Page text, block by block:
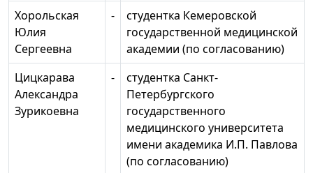
Хорольская
Юлия
Сергеевна
-
студентка Кемеровской
государственной медицинской
академии (по согласованию)
Цицкарава
Александра
Зурикоевна
-
студентка Санкт-
Петербургского
государственного
медицинского университета
имени академика И.П. Павлова
(по согласованию)